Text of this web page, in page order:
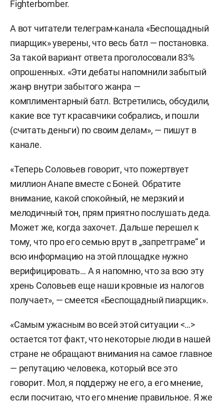
Fighterbomber.
А вот читатели телеграм-канала «Беспощадный
пиарщик» уверены, что весь батл — постановка.
За такой вариант ответа проголосовали 83%
опрошенных. «Эти дебаты напомнили забытый
жанр внутри забытого жанра —
комплиментарный батл. Встретились, обсудили,
какие все тут красавчики собрались, и пошли
(считать деньги) по своим делам», — пишут в
канале.
«Теперь Соловьев говорит, что пожертвует
миллион Анапе вместе с Боней. Обратите
внимание, какой спокойный, не мерзкий и
мелодичный тон, прям приятно послушать деда.
Может же, когда захочет. Дальше перешел к
тому, что про его семью врут в „запретграме“ и
всю информацию на этой площадке нужно
верифицировать… А я напомню, что за всю эту
хрень Соловьев еще наши кровные из налогов
получает», — смеется «Беспощадный пиарщик».
«Самым ужасным во всей этой ситуации <…>
остается тот факт, что некоторые люди в нашей
стране не обращают внимания на самое главное
— репутацию человека, который все это
говорит. Мол, я поддержу не его, а его мнение,
если посчитаю, что его мнение правильное. Я же